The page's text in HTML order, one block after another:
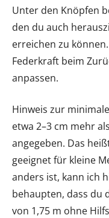
Unter den Knöpfen
den du auch
erreichen zu
Federkraft beim
anpassen.
Hinweis zur
etwa 2–3 cm mehr
angegeben. Das
geeignet für kleine
anders ist, kann ich
behaupten, dass du
von 1,75 m ohne